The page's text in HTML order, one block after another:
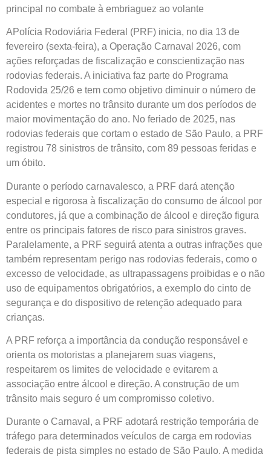
principal no combate à embriaguez ao volante
APolícia Rodoviária Federal (PRF) inicia, no dia 13 de
fevereiro (sexta-feira), a Operação Carnaval 2026, com
ações reforçadas de fiscalização e conscientização nas
rodovias federais. A iniciativa faz parte do Programa
Rodovida 25/26 e tem como objetivo diminuir o número de
acidentes e mortes no trânsito durante um dos períodos de
maior movimentação do ano. No feriado de 2025, nas
rodovias federais que cortam o estado de São Paulo, a PRF
registrou 78 sinistros de trânsito, com 89 pessoas feridas e
um óbito.
Durante o período carnavalesco, a PRF dará atenção
especial e rigorosa à fiscalização do consumo de álcool por
condutores, já que a combinação de álcool e direção figura
entre os principais fatores de risco para sinistros graves.
Paralelamente, a PRF seguirá atenta a outras infrações que
também representam perigo nas rodovias federais, como o
excesso de velocidade, as ultrapassagens proibidas e o não
uso de equipamentos obrigatórios, a exemplo do cinto de
segurança e do dispositivo de retenção adequado para
crianças.
A PRF reforça a importância da condução responsável e
orienta os motoristas a planejarem suas viagens,
respeitarem os limites de velocidade e evitarem a
associação entre álcool e direção. A construção de um
trânsito mais seguro é um compromisso coletivo.
Durante o Carnaval, a PRF adotará restrição temporária de
tráfego para determinados veículos de carga em rodovias
federais de pista simples no estado de São Paulo. A medida